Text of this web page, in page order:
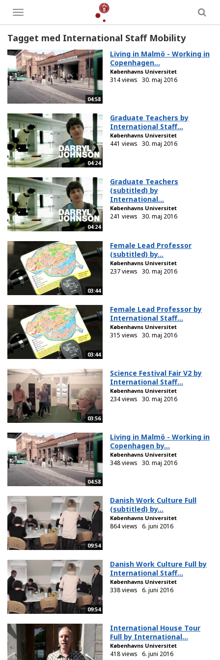
Toggle
menu
Tagget med International Staff Mobility
04:58
Living in Malmö - Working in
Copenhagen...
Københavns Universitet
314 views 30. maj 2016
04:24
Graduate Teachers by
International Staff...
Københavns Universitet
441 views 30. maj 2016
04:24
Graduate Teachers
(subtitled) by
International...
Københavns Universitet
241 views 30. maj 2016
03:44
Female Lead Professor
(subtitled) by...
Københavns Universitet
237 views 30. maj 2016
03:44
Female Lead Professor by
International Staff...
Københavns Universitet
315 views 30. maj 2016
03:56
Science Festival Fair V2 by
International Staff...
Københavns Universitet
234 views 30. maj 2016
04:58
Living in Malmö - Working in
Copenhagen by...
Københavns Universitet
348 views 30. maj 2016
09:54
Danish Work Culture Full
(subtitled) by...
Københavns Universitet
864 views 6. juni 2016
09:54
Danish Work Culture Full by
International Staff...
Københavns Universitet
338 views 6. juni 2016
International House Tour
Full by International...
Københavns Universitet
418 views 6. juni 2016